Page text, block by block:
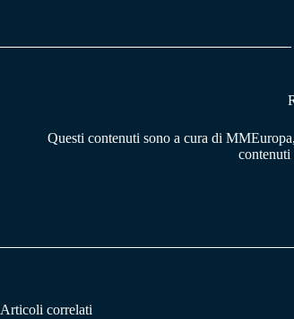
pp m
Questi contenuti sono a cura di
Articoli correlati